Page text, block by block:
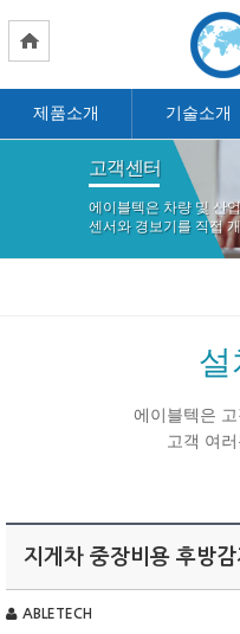
제품소개 기술소개
고객센터
에이블텍은 차량 및 산
센서와 경보기를 직접
설
에이블텍은
고객 여
지게차 중장비용 후방감
ABLETECH